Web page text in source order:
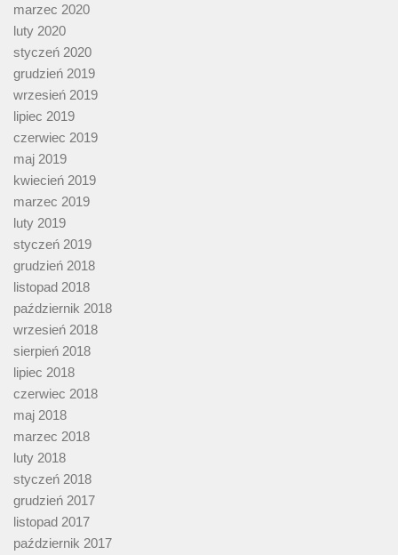
marzec 2020
luty 2020
styczeń 2020
grudzień 2019
wrzesień 2019
lipiec 2019
czerwiec 2019
maj 2019
kwiecień 2019
marzec 2019
luty 2019
styczeń 2019
grudzień 2018
listopad 2018
październik 2018
wrzesień 2018
sierpień 2018
lipiec 2018
czerwiec 2018
maj 2018
marzec 2018
luty 2018
styczeń 2018
grudzień 2017
listopad 2017
październik 2017